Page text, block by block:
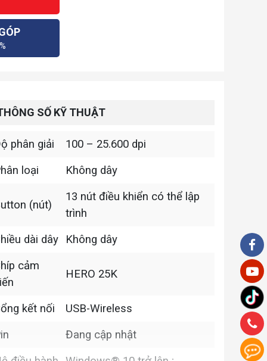
SỐ KỸ THUẬT
phân giải
100 – 25.600 dpi
loại
Không dây
(nút)
13 nút điều khiển có thể lập
trình
dài dây
Không dây
cảm
HERO 25K
kết nối
USB-Wireless
Đang cập nhật